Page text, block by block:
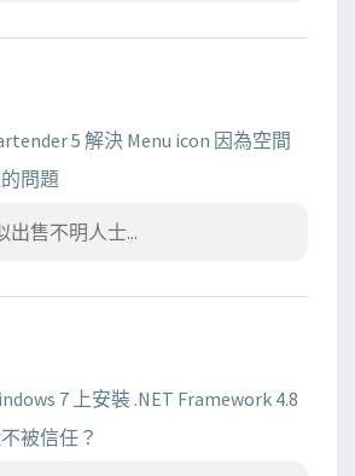
5 解決 Menu icon 因為空間
問題
出售不明人士...
7 上安裝 .NET Framework 4.8
被信任？